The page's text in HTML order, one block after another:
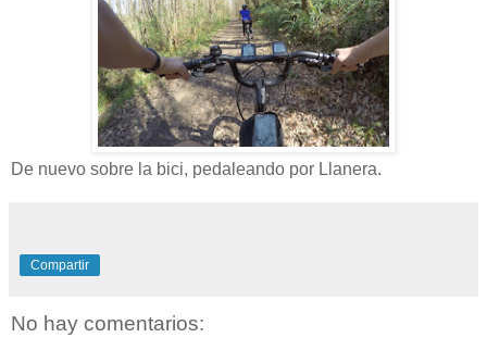
De nuevo sobre la bici, pedaleando por Llanera.
Compartir
No hay comentarios: